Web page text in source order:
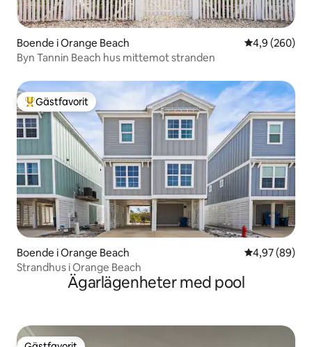
Boende i Orange Beach 4,9 av 5 i
4,9 (260)
Byn Tannin Beach hus mittemot stranden
Populär gästfavorit
Gästfavorit
Boende i Orange Beach 4,97 av 5 i
4,97 (89)
Strandhus i Orange Beach
Ägarlägenheter med pool